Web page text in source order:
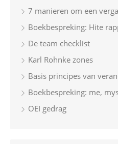
7 manieren om een
Boekbespreking: Hite
De team checklist
Karl Rohnke zones
Basis principes van
Boekbespreking: me,
OEI gedrag